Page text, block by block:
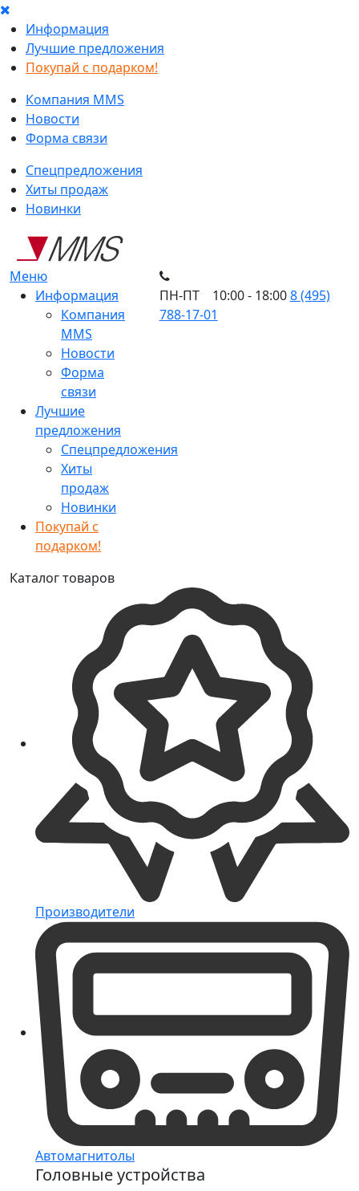
Информация
Лучшие предложения
Покупай с подарком!
Компания MMS
Новости
Форма связи
Спецпредложения
Хиты продаж
Новинки
Меню
Информация
Компания
MMS
Новости
Форма
связи
Лучшие
предложения
Спецпредложения
Хиты
продаж
Новинки
Покупай с
подарком!
ПН-ПТ 10:00 - 18:008 (495)
788-17-01
Каталог товаров
Производители
Автомагнитолы
Головные устройства